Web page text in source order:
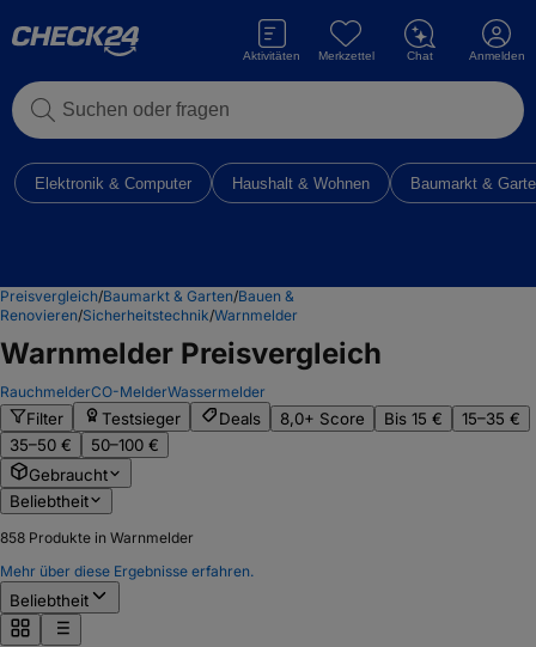
Suchen oder fragen
Aktivitäten Merkzettel Chat Anmelden
Elektronik & Computer Haushalt & Wohnen Baumarkt &
Preisvergleich/Baumarkt & Garten/Bauen &
Renovieren/Sicherheitstechnik/Warnmelder
Warnmelder Preisvergleich
RauchmelderCO-MelderWassermelder
Filter Testsieger Deals 8,0+ Score Bis 15 €
15–35 €
35–50 €
50–100 €
Gebraucht
Beliebtheit
858 Produkte in Warnmelder
Mehr über diese Ergebnisse erfahren.
Beliebtheit